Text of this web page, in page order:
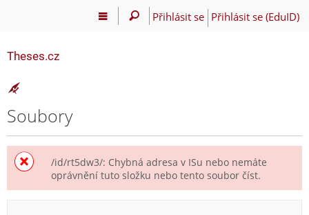
Přihlásit se Přihlásit se (EduID)
Theses.cz
Soubory
/id/rt5dw3/: Chybná adresa v ISu nebo nemáte
oprávnění tuto složku nebo tento soubor číst.